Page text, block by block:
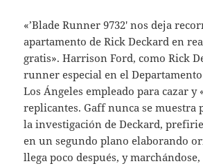
«’Blade Runner 9732′ nos deja
apartamento de Rick Deckard en
gratis». Harrison Ford, como Rick
runner especial en el
Los Ángeles empleado para cazar y
replicantes. Gaff nunca se muestra
la investigación de Deckard,
en un segundo plano elaborando
llega poco después, y